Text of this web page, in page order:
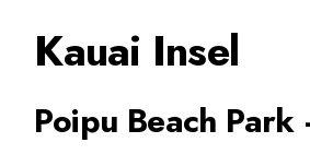
Kauai Insel
Poipu Beach